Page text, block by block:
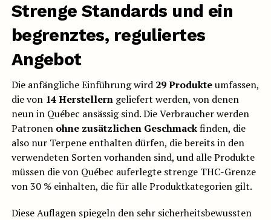
Strenge Standards und ein
begrenztes, reguliertes
Angebot
Die anfängliche Einführung wird 29 Produkteumfassen,
die von 14 Herstellerngeliefert werden, von denen
neun in Québec ansässig sind. Die Verbraucher werden
Patronen ohne zusätzlichen Geschmackfinden, die
also nur Terpene enthalten dürfen, die bereits in den
verwendeten Sorten vorhanden sind, und alle Produkte
müssen die von Québec auferlegte strenge THC-Grenze
von 30 % einhalten, die für alle Produktkategorien gilt.
Diese Auflagen spiegeln den sehr sicherheitsbewussten